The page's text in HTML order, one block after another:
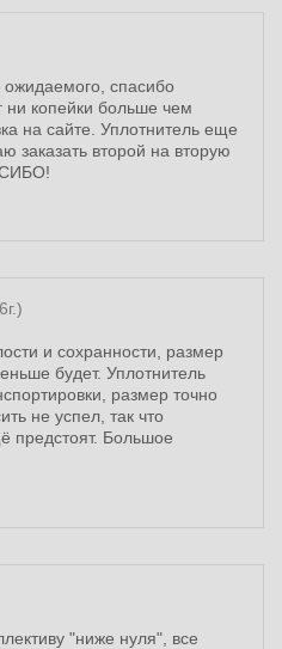
спасибо
ни копейки больше чем
на сайте. Уплотнитель еще
заказать второй на вторую
и сохранности, размер
будет. Уплотнитель
размер точно
не успел, так что
предстоят. Большое
"ниже нуля", все